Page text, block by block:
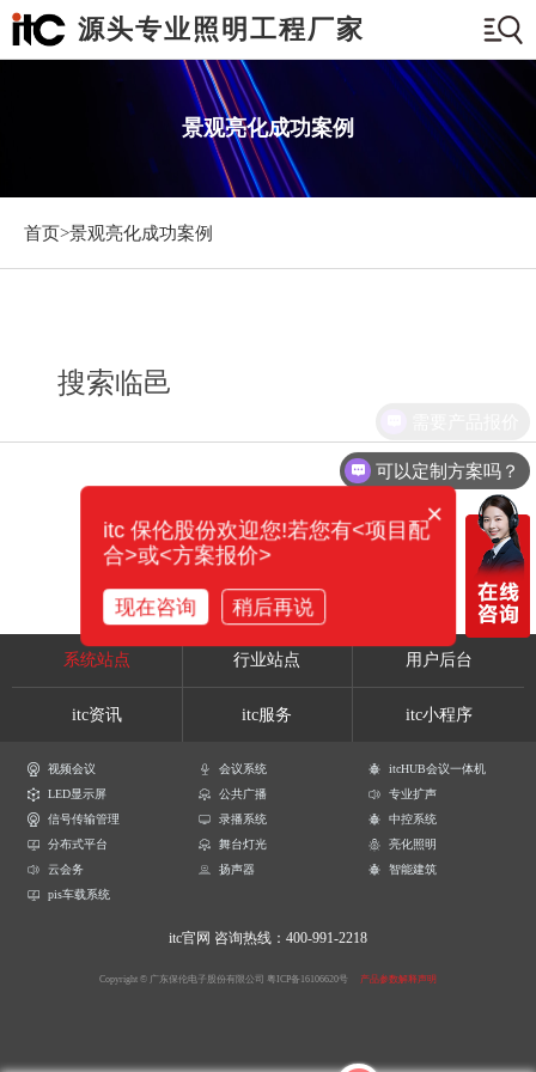
源头专业照明工程厂家
景观亮化成功案例
首页>景观亮化成功案例
搜索临邑
系统站点 行业站点 用户后台
itc资讯 itc服务 itc小程序
视频会议 会议系统
itcHUB会议一体机
LED显示屏
公共广播
专业扩声
信号传输管理
录播系统
中控系统
分布式平台
舞台灯光
亮化照明
云会务
扬声器
智能建筑
pis车载系统
itc官网 咨询热线：400-991-2218
Copyright © 广东保伦电子股份有限公司 粤ICP备16106620号 产品参数解释声明
可以定制方案吗？
×
itc 保伦股份欢迎您!若您有<项目配
合>或<方案报价>
现在咨询 稍后再说